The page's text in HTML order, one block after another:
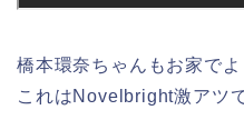
橋本環奈ちゃんもお家でよ
これはNovelbright激アツ